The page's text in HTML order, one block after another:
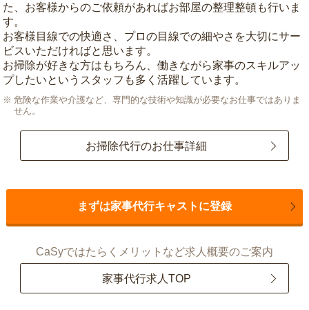
た、お客様からのご依頼があればお部屋の整理整頓も行いま
す。
お客様目線での快適さ、プロの目線での細やさを大切にサー
ビスいただければと思います。
お掃除が好きな方はもちろん、働きながら家事のスキルアッ
プしたいというスタッフも多く活躍しています。
危険な作業や介護など、専門的な技術や知識が必要なお仕事ではありま
せん。
お掃除代行のお仕事詳細
まずは家事代行キャストに登録
CaSyではたらくメリットなど求人概要のご案内
家事代行求人TOP